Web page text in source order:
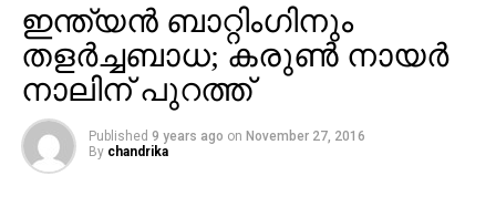
ഇന്ത്യന്‍ ബാറ്റിംഗിനും
തളര്‍ച്ചബാധ; കരുണ്‍ നായര്‍
നാലിന് പുറത്ത്
Published 9 years ago on November 27, 2016
By chandrika